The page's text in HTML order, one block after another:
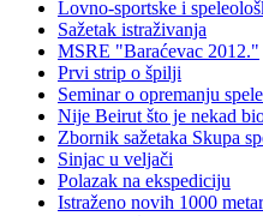
Lovno-sportske i
Sažetak istraživanja
MSRE "Baraćevac 2012."
Prvi strip o špilji
Seminar o opremanju
Nije Beirut što je nekad
Zbornik sažetaka Skupa
Sinjac u veljači
Polazak na ekspediciju
Istraženo novih 1000